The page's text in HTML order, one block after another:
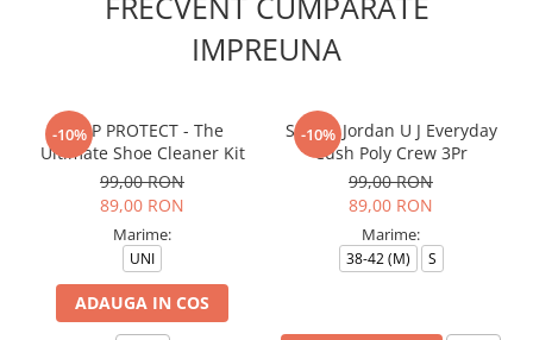
IMPREUNA
-10%
CREP PROTECT - The
Ultimate Shoe Cleaner Kit
99,00 RON
89,00 RON
Marime:
UNI
ADAUGA IN COS
-10%
Sosete Jordan U J Everyday
Cush Poly Crew 3Pr
99,00 RON
89,00 RON
Marime:
38-42 (M) S